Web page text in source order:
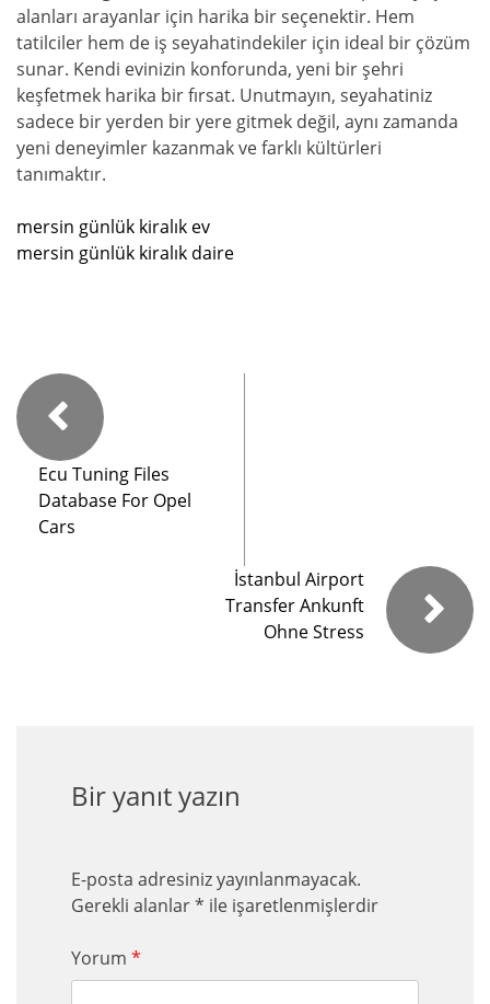
alanları arayanlar için harika bir seçenektir. Hem
tatilciler hem de iş seyahatindekiler için ideal bir çözüm
sunar. Kendi evinizin konforunda, yeni bir şehri
keşfetmek harika bir fırsat. Unutmayın, seyahatiniz
sadece bir yerden bir yere gitmek değil, aynı zamanda
yeni deneyimler kazanmak ve farklı kültürleri
tanımaktır.
mersin günlük kiralık ev
mersin günlük kiralık daire
Ecu Tuning Files
Database For Opel
Cars
İstanbul Airport
Transfer Ankunft
Ohne Stress
Bir yanıt yazın
E-posta adresiniz yayınlanmayacak.
Gerekli alanlar* ile işaretlenmişlerdir
Yorum *